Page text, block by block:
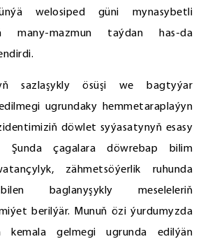
welosiped güni mynasybetli
many-mazmun taýdan has-da
sazlaşykly ösüşi we bagtyýar
ugrundaky hemmetaraplaýyn
döwlet syýasatynyň esasy
Şunda çagalara döwrebap bilim
zähmetsöýerlik ruhunda
baglanyşykly meseleleriň
berilýär. Munuň özi ýurdumyzda
kemala gelmegi ugrunda edilýän